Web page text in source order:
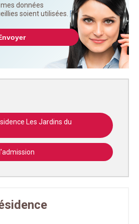
données
soient utilisées. En
Les Jardins du